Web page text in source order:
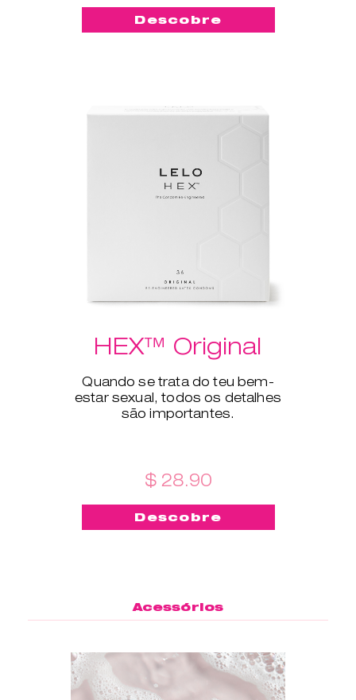
Descobre
HEX™ Original
Quando se trata do teu bem-
estar sexual, todos os detalhes
são importantes.
$ 28.90
Descobre
Acessórios